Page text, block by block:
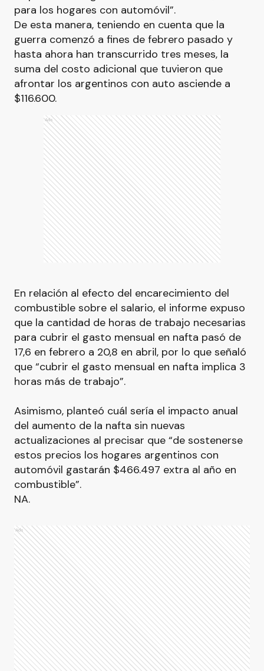
para los hogares con automóvil”.
De esta manera, teniendo en cuenta que la
guerra comenzó a fines de febrero pasado y
hasta ahora han transcurrido tres meses, la
suma del costo adicional que tuvieron que
afrontar los argentinos con auto asciende a
$116.600.
Ads
En relación al efecto del encarecimiento del
combustible sobre el salario, el informe expuso
que la cantidad de horas de trabajo necesarias
para cubrir el gasto mensual en nafta pasó de
17,6 en febrero a 20,8 en abril, por lo que señaló
que “cubrir el gasto mensual en nafta implica 3
horas más de trabajo”.
Asimismo, planteó cuál sería el impacto anual
del aumento de la nafta sin nuevas
actualizaciones al precisar que “de sostenerse
estos precios los hogares argentinos con
automóvil gastarán $466.497 extra al año en
combustible”.
NA.
Ads